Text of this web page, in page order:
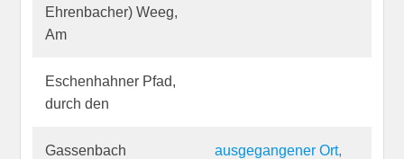
Ehrenbacher) Weeg,
Am
Eschenhahner Pfad,
durch den
Gassenbach
ausgegangener Ort,